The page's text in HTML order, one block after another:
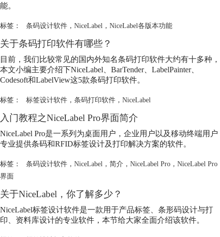
能。
标签： 条码设计软件， NiceLabel ， NiceLabel各版本功能
关于条码打印软件有哪些？
目前，我们比较常见的国内外知名条码打印软件大约有十多种，
本文小编主要介绍下NiceLabel 、BarTender、LabelPainter、
Codesoft和LabelView这5款条码打印软件。
标签： 标签设计软件， 条码打印软件， NiceLabel
入门教程之NiceLabel Pro界面简介
NiceLabel Pro是一系列为桌面用户，企业用户以及移动终端用户
专业提供条码和RFID标签设计及打印解决方案的软件。
标签： 条码设计软件， NiceLabel ， 简介 ， NiceLabel Pro， NiceLabel Pro
界面
关于NiceLabel ，你了解多少？
NiceLabel标签设计软件是一款用于产品标签、条形码设计与打
印、资料库设计的专业软件，本节给大家全面介绍该软件。